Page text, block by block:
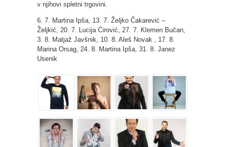
v njihovi spletni trgovini.
6. 7. Martina Ipša, 13. 7. Željko Čakarević –
Željkić, 20. 7. Lucija Ćirović, 27. 7. Klemen Bučan,
3. 8. Matjaž Javšnik, 10. 8. Aleš Novak , 17. 8.
Marina Orsag, 24. 8. Martina Ipša, 31. 8. Janez
Usenik